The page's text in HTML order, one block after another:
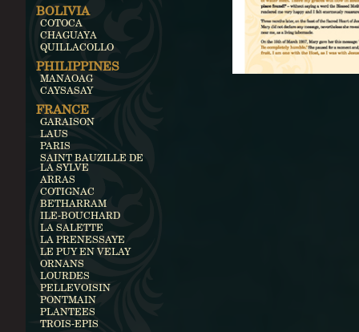
BOLIVIA
COTOCA
CHAGUAYA
QUILLACOLLO
PHILIPPINES
MANAOAG
CAYSASAY
FRANCE
GARAISON
LAUS
PARIS
SAINT BAUZILLE DE
LA SYLVE
ARRAS
COTIGNAC
BETHARRAM
ILE-BOUCHARD
LA SALETTE
LA PRENESSAYE
LE PUY EN VELAY
ORNANS
LOURDES
PELLEVOISIN
PONTMAIN
PLANTEES
TROIS-EPIS